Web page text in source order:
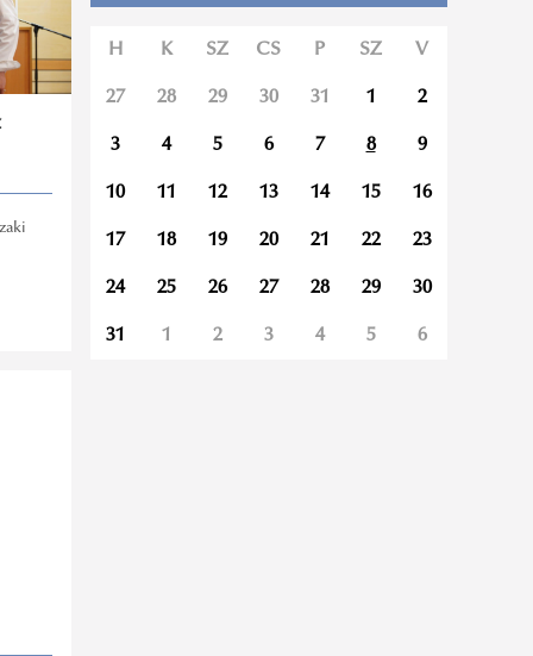
H K SZ CS P SZ V
27 28 29 30 31 1 2
3 4 5 6 7 8 9
10 11 12 13 14 15 16
17 18 19 20 21 22 23
24 25 26 27 28 29 30
31 1 2 3 4 5 6